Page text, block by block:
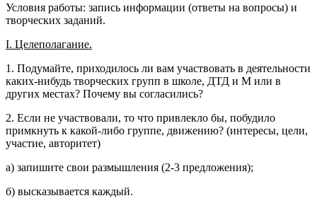
Условия работы: запись информации (ответы на вопросы) и
творческих заданий.
I. Целеполагание.
1. Подумайте, приходилось ли вам участвовать в деятельности
каких-нибудь творческих групп в школе, ДТД и М или в
других местах? Почему вы согласились?
2. Если не участвовали, то что привлекло бы, побудило
примкнуть к какой-либо группе, движению? (интересы, цели,
участие, авторитет)
а) запишите свои размышления (2-3 предложения);
б) высказывается каждый.